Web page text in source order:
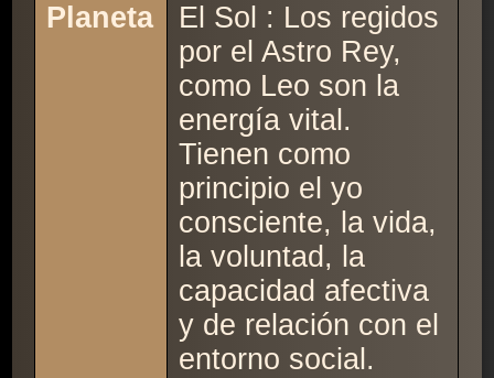
Planeta
El Sol : Los regidos
por el Astro Rey,
como Leo son la
energía vital.
Tienen como
principio el yo
consciente, la vida,
la voluntad, la
capacidad afectiva
y de relación con el
entorno social.